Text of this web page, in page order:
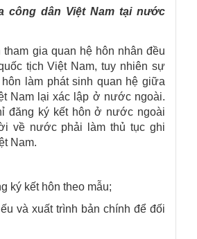
công dân Việt Nam tại nước
gia quan hệ hôn nhân đều
tịch Việt Nam, tuy nhiên sự
làm phát sinh quan hệ giữa
Nam lại xác lập ở nước ngoài.
đăng ký kết hôn ở nước ngoài
về nước phải làm thủ tục ghi
Nam.
ký kết hôn theo mẫu;
và xuất trình bản chính để đối